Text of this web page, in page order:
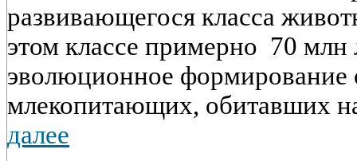
развивающегося класса
этом классе примерно 70 млн
эволюционное формирование
млекопитающих, обитавших
далее